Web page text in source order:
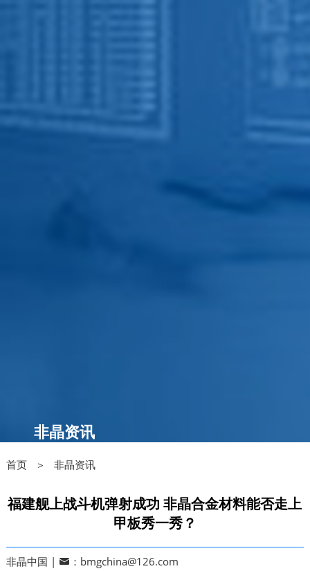
非晶资讯
首页 ＞ 非晶资讯
福建舰上战斗机弹射成功 非晶合金材料能否走上
甲板秀一秀？
非晶中国 |
：bmgchina@126.com